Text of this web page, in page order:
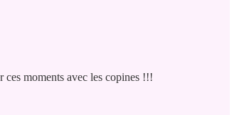
ces moments avec les copines !!!